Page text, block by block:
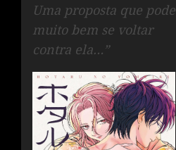
Uma proposta que pode
muito bem se voltar
contra ela…”